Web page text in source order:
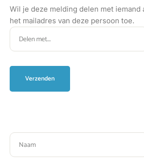
Wil je deze melding delen met iemand
het mailadres van deze persoon toe.